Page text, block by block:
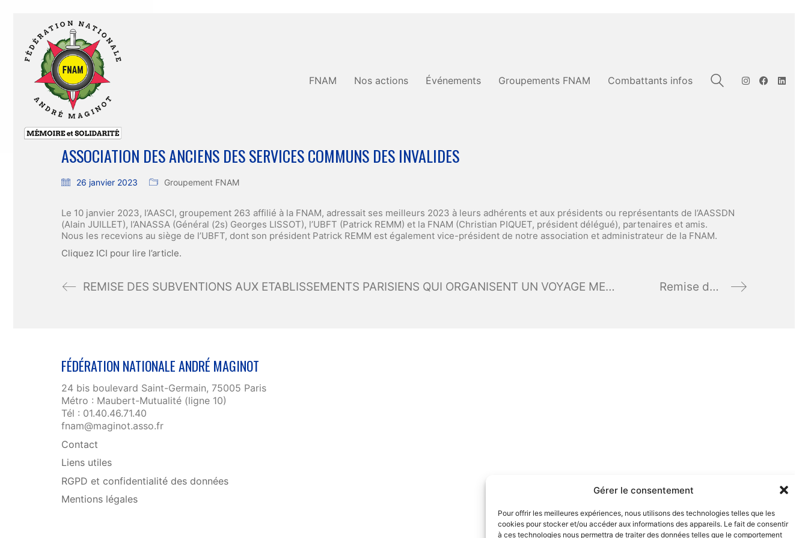
Gérer le consentement
Pour offrir les meilleures expériences, nous utilisons des technologies telles que les
cookies pour stocker et/ou accéder aux informations des appareils. Le fait de consentir
à ces technologies nous permettra de traiter des données telles que le comportement
FNAM Nos actions Événements Groupements FNAM Combattants infos
ASSOCIATION DES ANCIENS DES SERVICES COMMUNS DES INVALIDES
26 janvier 2023 Groupement FNAM
Le 10 janvier 2023, l’AASCI, groupement 263 affilié à la FNAM, adressait ses meilleurs 2023 à leurs adhérents et aux présidents ou représentants de l’AASSDN
(Alain JUILLET), l’ANASSA (Général (2s) Georges LISSOT), l’UBFT (Patrick REMM) et la FNAM (Christian PIQUET, président délégué), partenaires et amis.
Nous les recevions au siège de l’UBFT, dont son président Patrick REMM est également vice-président de notre association et administrateur de la FNAM.
Cliquez ICI pour lire l’article.
REMISE DES SUBVENTIONS AUX ETABLISSEMENTS PARISIENS QUI ORGANISENT UN VOYAGE MEMORIEL MECENAT AU PRIX « SAMUEL PATY » DE L’APHG Remise de décoration
FÉDÉRATION NATIONALE ANDRÉ MAGINOT
24 bis boulevard Saint-Germain, 75005 Paris
Métro : Maubert-Mutualité (ligne 10)
Tél : 01.40.46.71.40
fnam@maginot.asso.fr
Contact
Liens utiles
RGPD et confidentialité des données
Mentions légales